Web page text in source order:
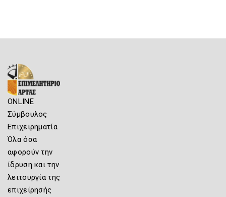
ONLINE
Σύμβουλος
Επιχειρηματία
Όλα όσα
αφορούν την
ίδρυση και την
λειτουργία της
επιχείρησής